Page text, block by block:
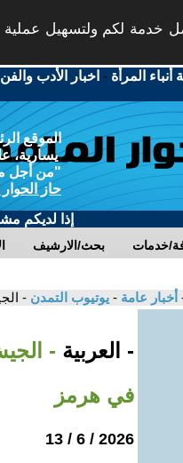
خدمة لكم ولتسهيل عملية
أنباء المرأة - اخبار الأدب والفن
الموقع
يسارية،
"من أجل
حاز
إذا لديكم
بحث/الارشيف خدمات
أخبار عامة - يوتيوب التمدن -
- العربية -
في هرمز
2026 / 6 / 13